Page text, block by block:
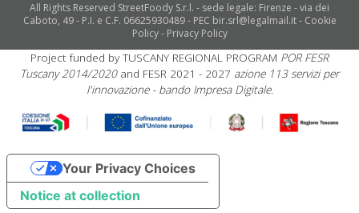
All Rights Reserved StreetFoody S.r.l. - sede legale: Firenze - via dei
Caboto, 49 - P.I. e C.F. 06625930489 - PEC bir.srl@legalmail.it - Cookie
Policy- Privacy Policy
Project funded by TUSCANY REGIONAL PROGRAM POR FESR
Tuscany 2014/2020and FESR 2021 - 2027 azione 113 servizi per
l'innovazione - bando Impresa Digitale.
Notice at collection
Your Privacy Choices